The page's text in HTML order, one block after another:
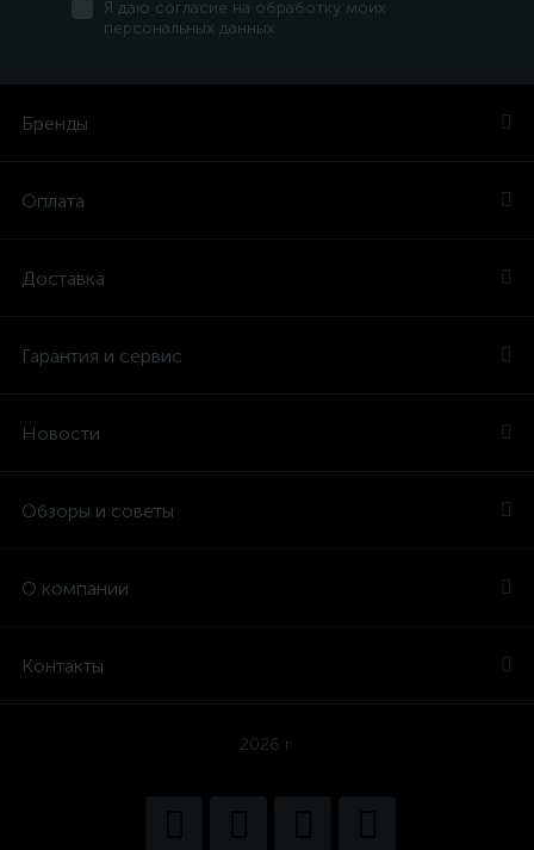
Я даю согласие на обработку моих
персональных данных
Бренды
Оплата
Доставка
Гарантия и сервис
Новости
Обзоры и советы
О компании
Контакты
2026 г.